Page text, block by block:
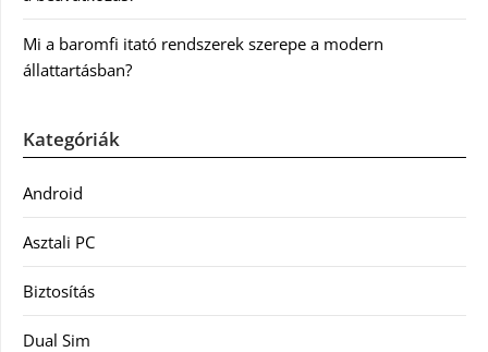
Mi a baromfi itató rendszerek szerepe a modern
állattartásban?
Kategóriák
Android
Asztali PC
Biztosítás
Dual Sim